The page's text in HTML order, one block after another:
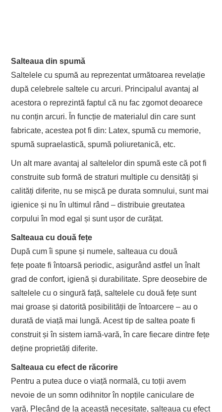
Salteaua din spumă
Saltelele cu spumă au reprezentat următoarea revelație
după celebrele saltele cu arcuri. Principalul avantaj al
acestora o reprezintă faptul că nu fac zgomot deoarece
nu conțin arcuri. În funcție de materialul din care sunt
fabricate, acestea pot fi din: Latex, spumă cu memorie,
spumă supraelastică, spumă poliuretanică, etc.
Un alt mare avantaj al saltelelor din spumă este că pot fi
construite sub formă de straturi multiple cu densități și
calități diferite, nu se mișcă pe durata somnului, sunt mai
igienice și nu în ultimul rând – distribuie greutatea
corpului în mod egal și sunt ușor de curățat.
Salteaua cu două fețe
După cum îi spune și numele, salteaua cu două
fețe poate fi întoarsă periodic, asigurând astfel un înalt
grad de confort, igienă și durabilitate. Spre deosebire de
saltelele cu o singură față, saltelele cu două fețe sunt
mai groase și datorită posibilității de întoarcere – au o
durată de viață mai lungă. Acest tip de saltea poate fi
construit și în sistem iarnă-vară, în care fiecare dintre fețe
deține proprietăți diferite.
Salteaua cu efect de răcorire
Pentru a putea duce o viață normală, cu toții avem
nevoie de un somn odihnitor în nopțile caniculare de
vară. Plecând de la această necesitate, salteaua cu efect